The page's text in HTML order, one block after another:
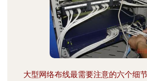
大型网络布线最需要注意的六个细